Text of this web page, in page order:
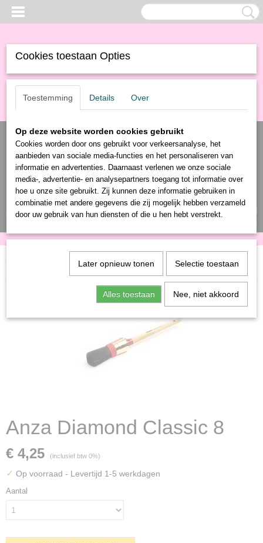
Inloggen Registreren
UW WINKELWAGEN
(0)
Home
Anza Diamond Classic 8
€ 4,25 (inclusief btw 0%)
✓ Op voorraad - Levertijd 1-5 werkdagen
Aantal
Cookies toestaan Opties
Toestemming Details Over
Op deze website worden cookies gebruikt
Cookies worden door ons gebruikt voor verkeersanalyse, het
aanbieden van sociale media-functies en het personaliseren van
informatie en advertenties. Daarnaast verlenen we onze sociale
media-, advertentie- en analysepartners toegang tot informatie over
hoe u onze site gebruikt. Zij kunnen deze informatie gebruiken in
combinatie met andere gegevens die zij mogelijk hebben verzameld
door uw gebruik van hun diensten of die u hen hebt verstrekt.
Later opnieuw tonen Selectie toestaan
Alles toestaan Nee, niet akkoord